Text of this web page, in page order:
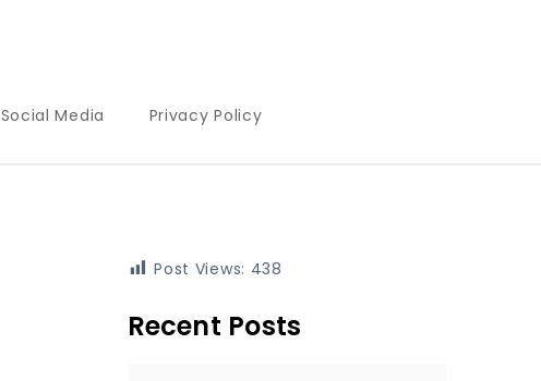
Social Media Privacy Policy
Post Views: 438
Recent Posts